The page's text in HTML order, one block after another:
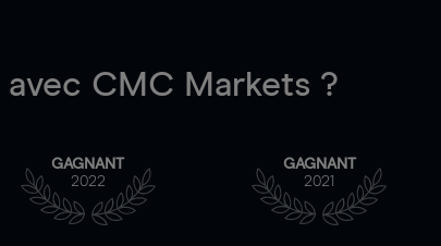
avec CMC Markets ?
GAGNANT
2022
GAGNANT
2021